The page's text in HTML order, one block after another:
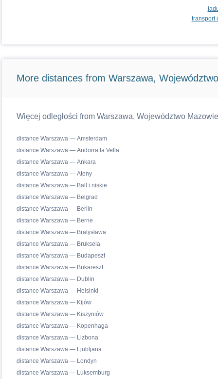
transport
More distances from Warszawa,
Więcej odległości from Warszawa, Województwo
distance Warszawa — Amsterdam
distance Warszawa — Andorra la Vella
distance Warszawa — Ankara
distance Warszawa — Ateny
distance Warszawa — Ball i niskie
distance Warszawa — Belgrad
distance Warszawa — Berlin
distance Warszawa — Berne
distance Warszawa — Bratysława
distance Warszawa — Bruksela
distance Warszawa — Budapeszt
distance Warszawa — Bukareszt
distance Warszawa — Dublin
distance Warszawa — Helsinki
distance Warszawa — Kijów
distance Warszawa — Kiszyniów
distance Warszawa — Kopenhaga
distance Warszawa — Lizbona
distance Warszawa — Ljubljana
distance Warszawa — Londyn
distance Warszawa — Luksemburg